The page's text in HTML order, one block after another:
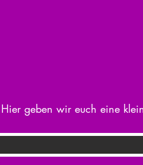
Hier geben wir euch eine